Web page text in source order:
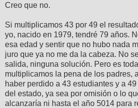
Creo que no.
Si multiplicamos 43 por 49 el
yo, nacido en 1979, tendré 79 años.
esa edad y sentir que no hubo nada
juro que ya no me da la cabeza. No
salida, ninguna solución. Pero es
multiplicamos la pena de los padres,
haber perdido a 43 estudiantes y a
del estado, ya sea por omisión o lo
alcanzaría ni hasta el año 5014 para